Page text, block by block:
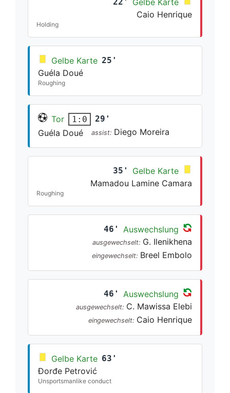
Caio Henrique
Holding
Gelbe Karte 25'
Guéla Doué
Roughing
Tor 1:0 29'
Guéla Doué assist: Diego Moreira
35'
Gelbe Karte
Mamadou Lamine Camara
Roughing
46' Auswechslung
ausgewechselt: G. Ilenikhena
eingewechselt: Breel Embolo
46' Auswechslung
ausgewechselt: C. Mawissa Elebi
eingewechselt: Caio Henrique
Gelbe Karte 63'
Đorđe Petrović
Unsportsmanlike conduct